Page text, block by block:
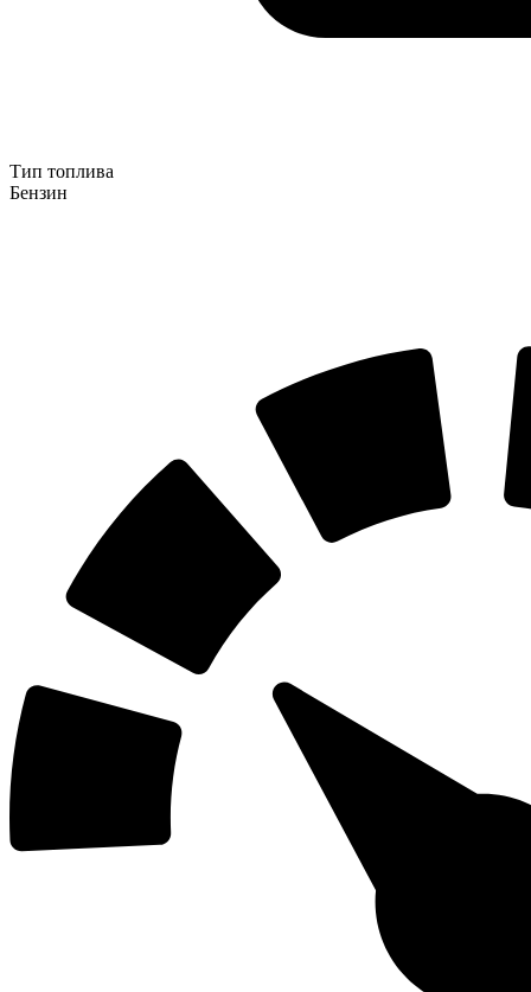
Тип топлива
Бензин